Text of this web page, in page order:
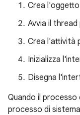
Crea
Avvia il thread
Crea l'attività
Inizializza
Disegna
Quando il processo
processo di